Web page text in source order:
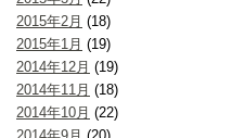
2015年2月 (18)
2015年1月 (19)
2014年12月 (19)
2014年11月 (18)
2014年10月 (22)